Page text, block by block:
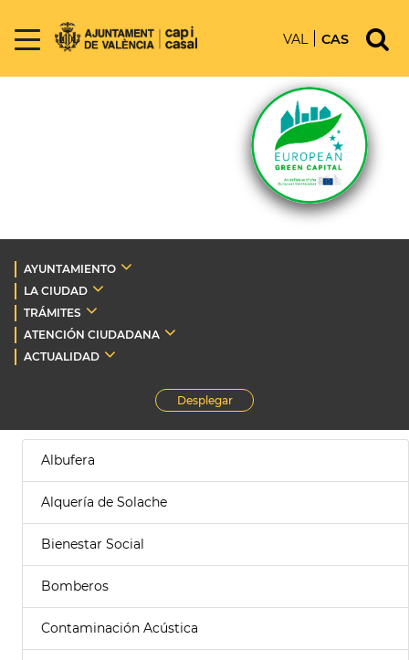
VAL CAS
AYUNTAMIENTO
LA CIUDAD
TRÁMITES
ATENCIÓN CIUDADANA
ACTUALIDAD
Desplegar
Albufera
Alquería de Solache
Bienestar Social
Bomberos
Contaminación Acústica